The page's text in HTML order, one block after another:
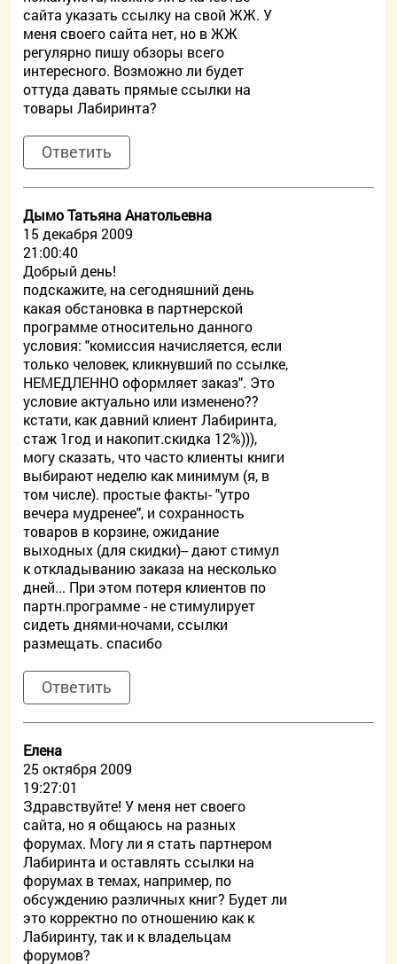
сайта указать ссылку на свой ЖЖ. У
меня своего сайта нет, но в ЖЖ
регулярно пишу обзоры всего
интересного. Возможно ли будет
оттуда давать прямые ссылки на
товары Лабиринта?
Ответить
Дымо Татьяна Анатольевна
15 декабря 2009
21:00:40
Добрый день!
подскажите, на сегодняшний день
какая обстановка в партнерской
программе относительно данного
условия: "комиссия начисляется, если
только человек, кликнувший по ссылке,
НЕМЕДЛЕННО оформляет заказ". Это
условие актуально или изменено??
кстати, как давний клиент Лабиринта,
стаж 1год и накопит.скидка 12%))),
могу сказать, что часто клиенты книги
выбирают неделю как минимум (я, в
том числе). простые факты- "утро
вечера мудренее", и сохранность
товаров в корзине, ожидание
выходных (для скидки)-- дают стимул
к откладыванию заказа на несколько
дней... При этом потеря клиентов по
партн.программе - не стимулирует
сидеть днями-ночами, ссылки
размещать. спасибо
Ответить
Елена
25 октября 2009
19:27:01
Здравствуйте! У меня нет своего
сайта, но я общаюсь на разных
форумах. Могу ли я стать партнером
Лабиринта и оставлять ссылки на
форумах в темах, например, по
обсуждению различных книг? Будет ли
это корректно по отношению как к
Лабиринту, так и к владельцам
форумов?